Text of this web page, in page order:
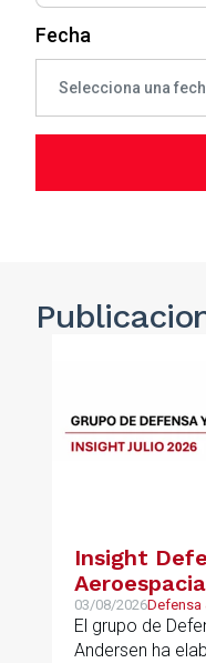
Fecha
Insight
03/08/2026Defensa
El grupo de
Andersen ha